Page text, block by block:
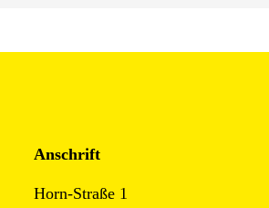
Anschrift
Horn-Straße 1